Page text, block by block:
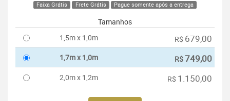
Faixa Grátis Frete Grátis Pague somente após a entrega
Tamanhos
1,5m x 1,0m
R$ 679,00
1,7m x 1,0m R$749,00
2,0m x 1,2m R$ 1.150,00